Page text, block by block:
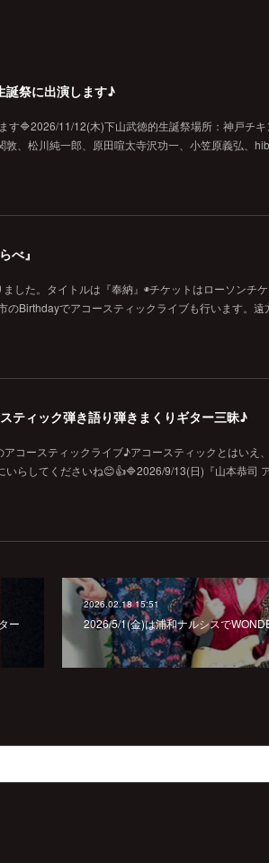
誕祭に出演します♪
す🔷2026/11/12(木)下山武徳的生誕祭場所：神戸チキ
、松川純一郎、原田喧太寺沢功一、小笠原義弘、
べ』
した。タイトルは『奉納』◉チケットはローソンチケ
のBirthdayでアコースティックライブも行います。
ティック弾き語り弾きまくりギター三昧♪
コースティックライブ♪アコースティックとはいえ
いらしてくださいね😊👍🔷2026/9/13(日)『山本恭司
ー
2026.02.18 15:51
2026/5/1(金)は浦和ナルシスで